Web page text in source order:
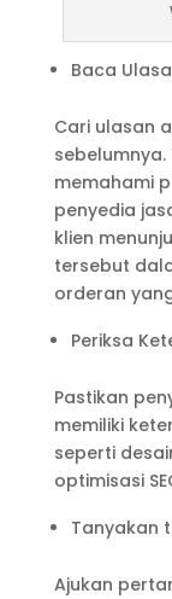
Baca
Cari ulasan
memahami
penyedia
klien
tersebut
orderan
Periksa
Pastikan
memiliki
seperti
optimisasi
Tanyakan
Ajukan